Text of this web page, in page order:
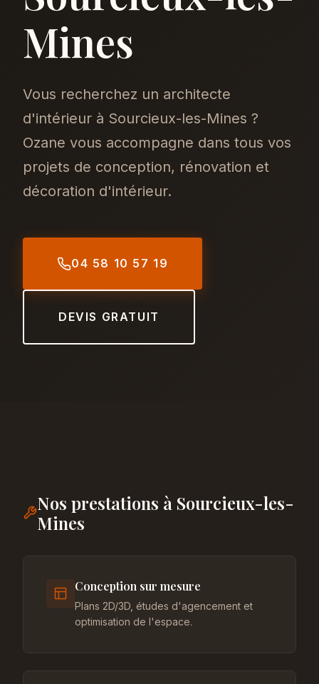
Mines
Vous recherchez un architecte
d'intérieur à Sourcieux-les-Mines ?
Ozane vous accompagne dans tous vos
projets de conception, rénovation et
décoration d'intérieur.
04 58 10 57 19
DEVIS GRATUIT
Nos prestations à Sourcieux-les-
Mines
Conception sur mesure
Plans 2D/3D, études d'agencement et
optimisation de l'espace.